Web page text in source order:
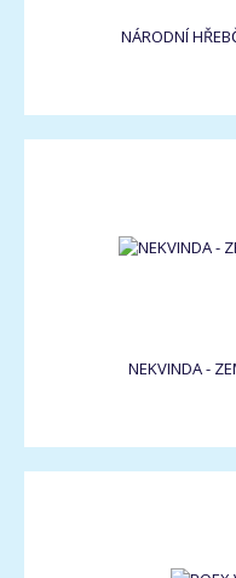
NÁRODNÍ
NEKVINDA -